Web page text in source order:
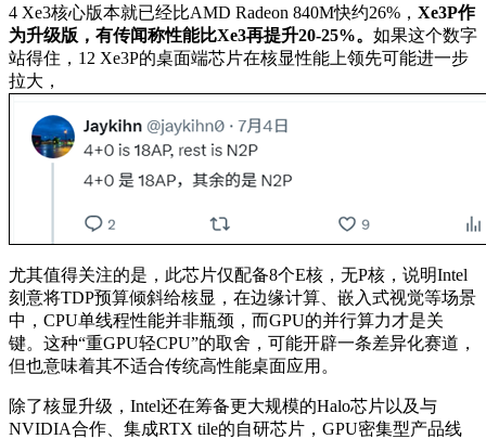
4 Xe3核心版本就已经比AMD Radeon 840M快约26%， Xe3P作
为升级版，有传闻称性能比Xe3再提升20-25%。 如果这个数字
站得住，12 Xe3P的桌面端芯片在核显性能上领先可能进一步
拉大，
尤其值得关注的是，此芯片仅配备8个E核，无P核，说明Intel
刻意将TDP预算倾斜给核显，在边缘计算、嵌入式视觉等场景
中，CPU单线程性能并非瓶颈，而GPU的并行算力才是关
键。这种“重GPU轻CPU”的取舍，可能开辟一条差异化赛道，
但也意味着其不适合传统高性能桌面应用。
除了核显升级，Intel还在筹备更大规模的Halo芯片以及与
NVIDIA合作、集成RTX tile的自研芯片，GPU密集型产品线